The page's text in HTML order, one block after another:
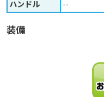
ハンドル
--
装備